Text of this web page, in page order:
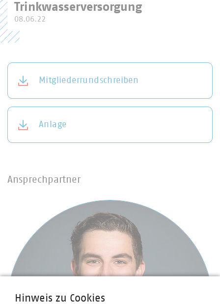
Trinkwasserversorgung
08.06.22
Mitgliederrundschreiben
Anlage
Ansprechpartner
Hinweis zu Cookies